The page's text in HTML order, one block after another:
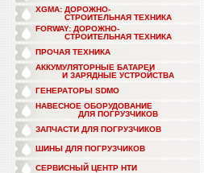
XGMA: ДОРОЖНО-
СТРОИТЕЛЬНАЯ ТЕХНИКА
FORWAY: ДОРОЖНО-
СТРОИТЕЛЬНАЯ ТЕХНИКА
ПРОЧАЯ ТЕХНИКА
АККУМУЛЯТОРНЫЕ БАТАРЕИ
И ЗАРЯДНЫЕ УСТРОЙСТВА
ГЕНЕРАТОРЫ SDMO
НАВЕСНОЕ ОБОРУДОВАНИЕ
ДЛЯ ПОГРУЗЧИКОВ
ЗАПЧАСТИ ДЛЯ ПОГРУЗЧИКОВ
ШИНЫ ДЛЯ ПОГРУЗЧИКОВ
СЕРВИСНЫЙ ЦЕНТР НТИ